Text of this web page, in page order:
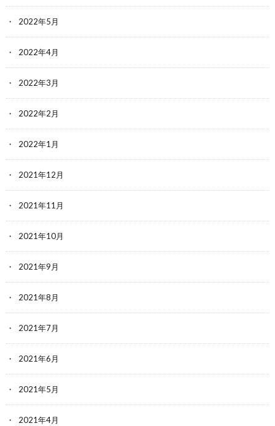
2022年5月
2022年4月
2022年3月
2022年2月
2022年1月
2021年12月
2021年11月
2021年10月
2021年9月
2021年8月
2021年7月
2021年6月
2021年5月
2021年4月